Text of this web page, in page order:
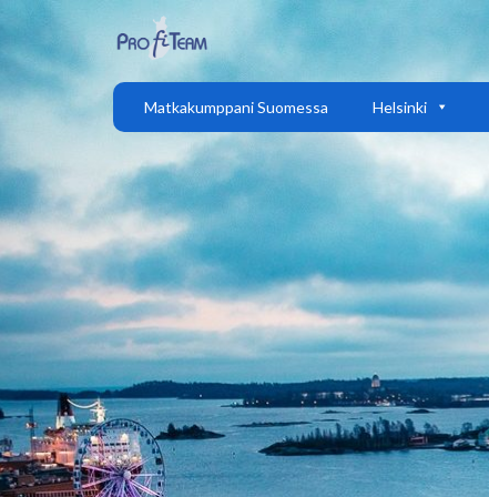
Matkakumppani Suomessa Helsinki